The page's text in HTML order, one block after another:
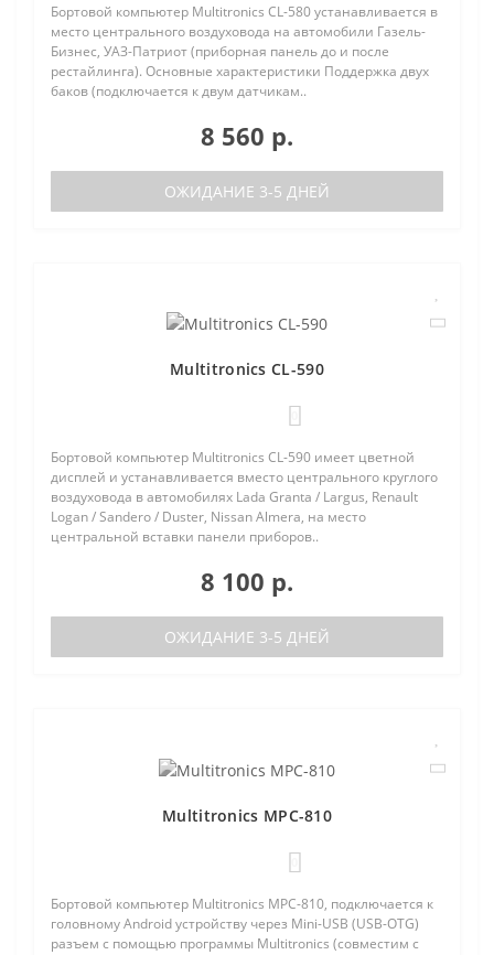
Бортовой компьютер Multitronics CL-580 устанавливается в
место центрального воздуховода на автомобили Газель-
Бизнес, УАЗ-Патриот (приборная панель до и после
рестайлинга). Основные характеристики Поддержка двух
баков (подключается к двум датчикам..
8 560 р.
ОЖИДАНИЕ 3-5 ДНЕЙ
Multitronics CL-590
Бортовой компьютер Multitronics CL-590 имеет цветной
дисплей и устанавливается вместо центрального круглого
воздуховода в автомобилях Lada Granta / Largus, Renault
Logan / Sandero / Duster, Nissan Almera, на место
центральной вставки панели приборов..
8 100 р.
ОЖИДАНИЕ 3-5 ДНЕЙ
Multitronics MPC-810
Бортовой компьютер Multitronics MPC-810, подключается к
головному Android устройству через Mini-USB (USB-OTG)
разъем с помощью программы Multitronics (совместим с